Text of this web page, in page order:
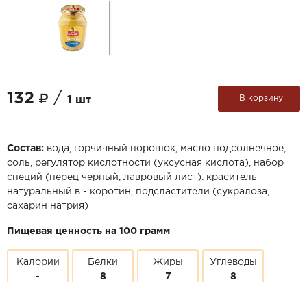
132 / 1 шт В корзину
Состав: вода, горчичный порошок, масло подсолнечное,
соль, регулятор кислотности (уксусная кислота), набор
специй (перец черный, лавровый лист). краситель
натуральный в - коротин, подсластители (сукралоза,
сахарин натрия)
Пищевая ценность на 100 грамм
Калории
-
Белки
8
Жиры
7
Углеводы
8